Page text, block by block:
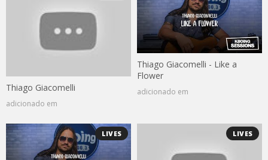
Thiago Giacomelli
adicionado em
Thiago Giacomelli - Like a
Flower
adicionado em
LIVES LIVES